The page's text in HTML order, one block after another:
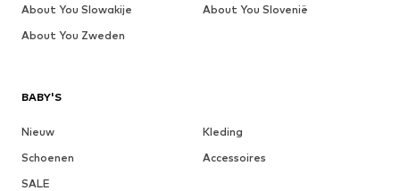
BABY'S
Nieuw
Kleding
Schoenen
Accessoires
SALE
About You Slowakije
About You Slovenië
About You Zweden